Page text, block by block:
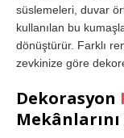
süslemeleri, duvar
kullanılan bu
dönüştürür. Farklı
zevkinize göre
Dekorasyon